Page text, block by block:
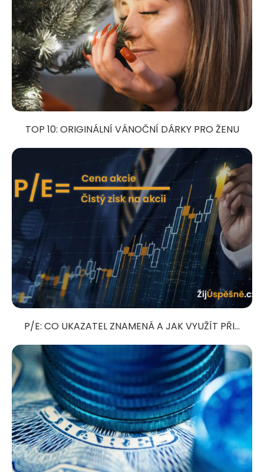
TOP 10: ORIGINÁLNÍ VÁNOČNÍ DÁRKY PRO ŽENU
P/E: CO UKAZATEL ZNAMENÁ A JAK VYUŽÍT PŘI...